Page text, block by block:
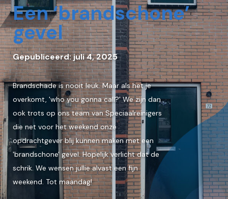
Een ‘brandschone’
gevel
Gepubliceerd: juli 4, 2025
Brandschade is nooit leuk. Maar als het je
overkomt, 'who you gonna call?' We zijn dan
ook trots op ons team van Speciaalreinigers
die net voor het weekend onze
opdrachtgever blij kunnen maken met een
'brandschone' gevel. Hopelijk verlicht dat de
schrik. We wensen jullie alvast een fijn
weekend. Tot maandag!